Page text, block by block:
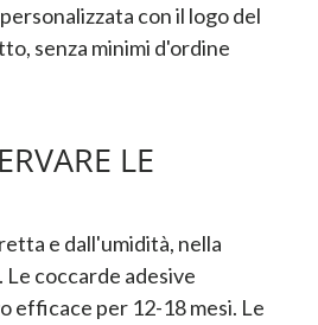
con il logo del
senza minimi d'ordine
LE
e dall'umidità, nella
coccarde adesive
efficace per 12-18 mesi. Le